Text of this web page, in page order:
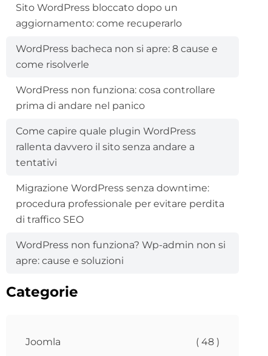
Sito WordPress bloccato dopo un
aggiornamento: come recuperarlo
WordPress bacheca non si apre: 8 cause e
come risolverle
WordPress non funziona: cosa controllare
prima di andare nel panico
Come capire quale plugin WordPress
rallenta davvero il sito senza andare a
tentativi
Migrazione WordPress senza downtime:
procedura professionale per evitare perdita
di traffico SEO
WordPress non funziona? Wp-admin non si
apre: cause e soluzioni
Categorie
Joomla ( 48 )